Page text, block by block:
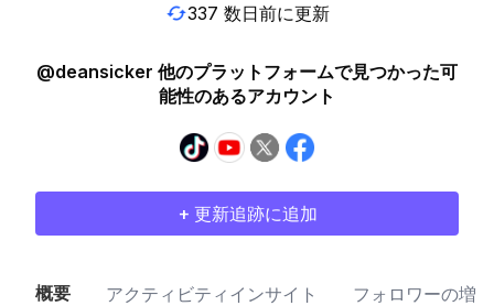
337 数日前に更新
@deansicker 他のプラットフォームで見つかった可
能性のあるアカウント
+ 更新追跡に追加
概要 アクティビティインサイト フォロワーの増加